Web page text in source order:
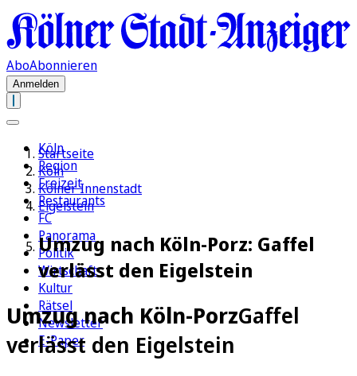
AboAbonnieren
Anmelden
Köln
Region
Freizeit
Restaurants
FC
Panorama
Politik
Wirtschaft
Kultur
Rätsel
Newsletter
E-Paper
Startseite
Köln
Kölner Innenstadt
Eigelstein
Umzug nach Köln-Porz: Gaffel
verlässt den Eigelstein
Umzug nach Köln-PorzGaffel
verlässt den Eigelstein